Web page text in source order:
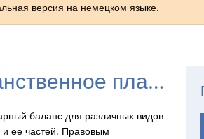
версия на немецком языке.
Пространственный порядок и пространственное планирование
баланс для различных видов
ее частей. Правовым